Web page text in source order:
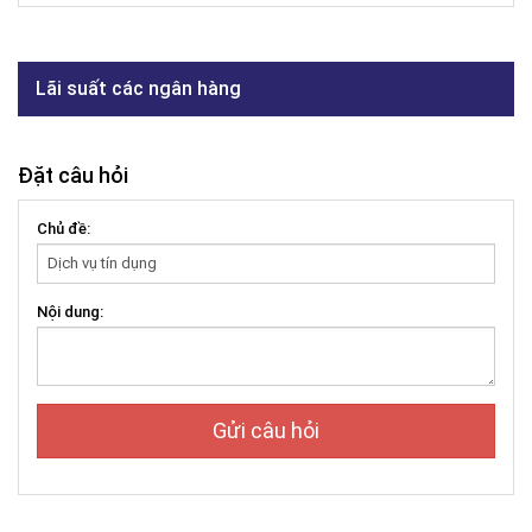
Lãi suất các ngân hàng
Đặt câu hỏi
Chủ đề:
Nội dung:
Gửi câu hỏi